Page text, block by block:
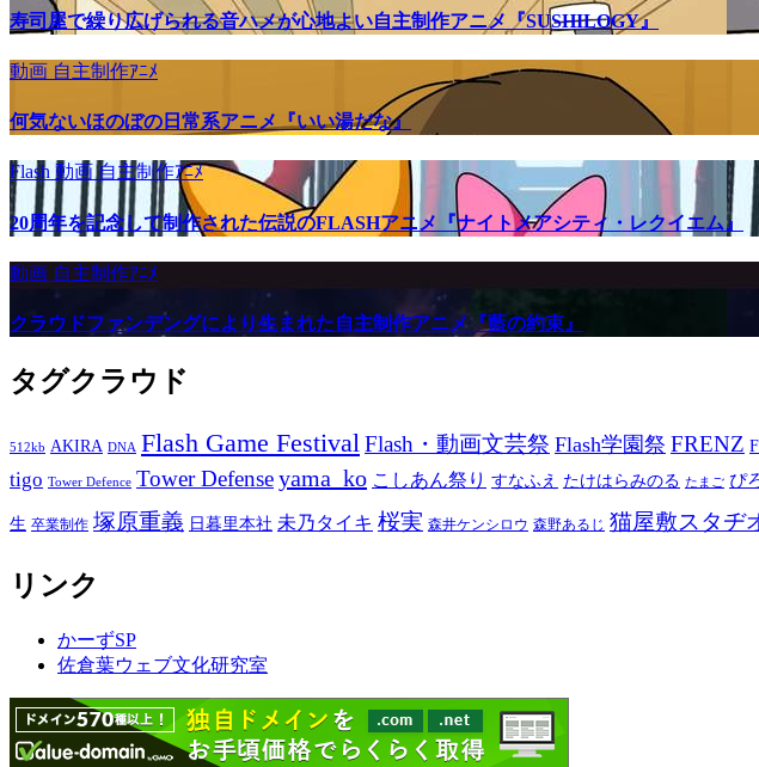
寿司屋で繰り広げられる音ハメが心地よい自主制作アニメ『SUSHILOGY』
動画 自主制作ｱﾆﾒ
何気ないほのぼの日常系アニメ『いい湯だな』
Flash 動画自主制作ｱﾆﾒ
20周年を記念して制作された伝説のFLASHアニメ『ナイトメアシティ・レクイエム』
動画 自主制作ｱﾆﾒ
クラウドファンデングにより生まれた自主制作アニメ『藍の約束』
タグクラウド
512kb AKIRA DNA Flash Game FestivalFlash・動画文芸祭 Flash学園祭 FRENZ
tigo Tower Defence Tower Defenseyama_ko こしあん祭り すなふえ たけはらみのる たまご ぴ
生 卒業制作 塚原重義 日暮里本社 未乃タイキ 桜実 森井ケンシロウ 森野あるじ 猫屋敷スタヂ
リンク
かーずSP
佐倉葉ウェブ文化研究室